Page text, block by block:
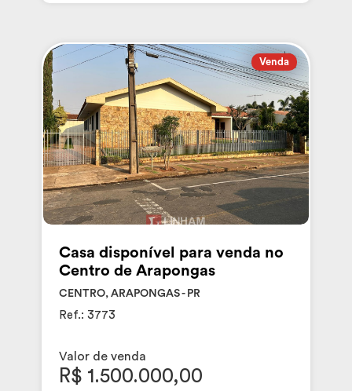
Venda
Casa disponível para venda no
Centro de Arapongas
CENTRO, ARAPONGAS - PR
Ref.: 3773
Valor de venda
R$ 1.500.000,00